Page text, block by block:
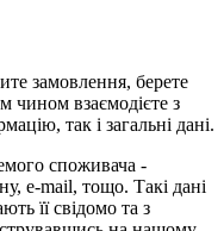
замовлення, берете
чином взаємодієте з
так і загальні дані.
споживача -
e-mail, тощо. Такі дані
її свідомо та з